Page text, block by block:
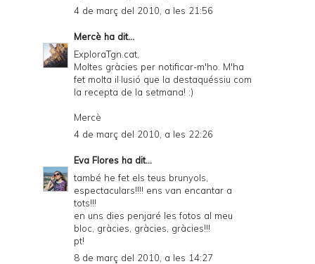
4 de març del 2010, a les 21:56
Mercè ha dit...
ExploraTgn.cat,
Moltes gràcies per notificar-m'ho. M'ha
fet molta il·lusió que la destaquéssiu com
la recepta de la setmana! :)
Mercè
4 de març del 2010, a les 22:26
Eva Flores ha dit...
també he fet els teus brunyols,
espectaculars!!!! ens van encantar a
tots!!!
en uns dies penjaré les fotos al meu
bloc, gràcies, gràcies, gràcies!!!
pt!
8 de març del 2010, a les 14:27